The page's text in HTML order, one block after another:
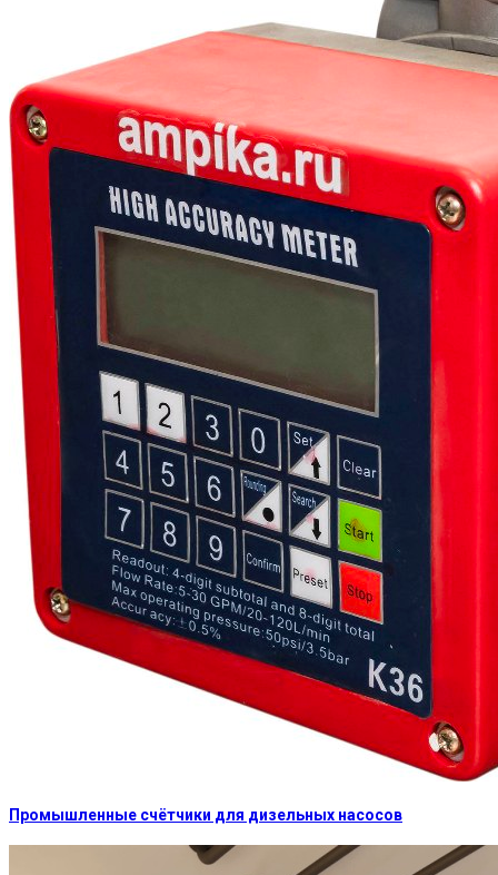
Промышленные счётчики для дизельных насосов